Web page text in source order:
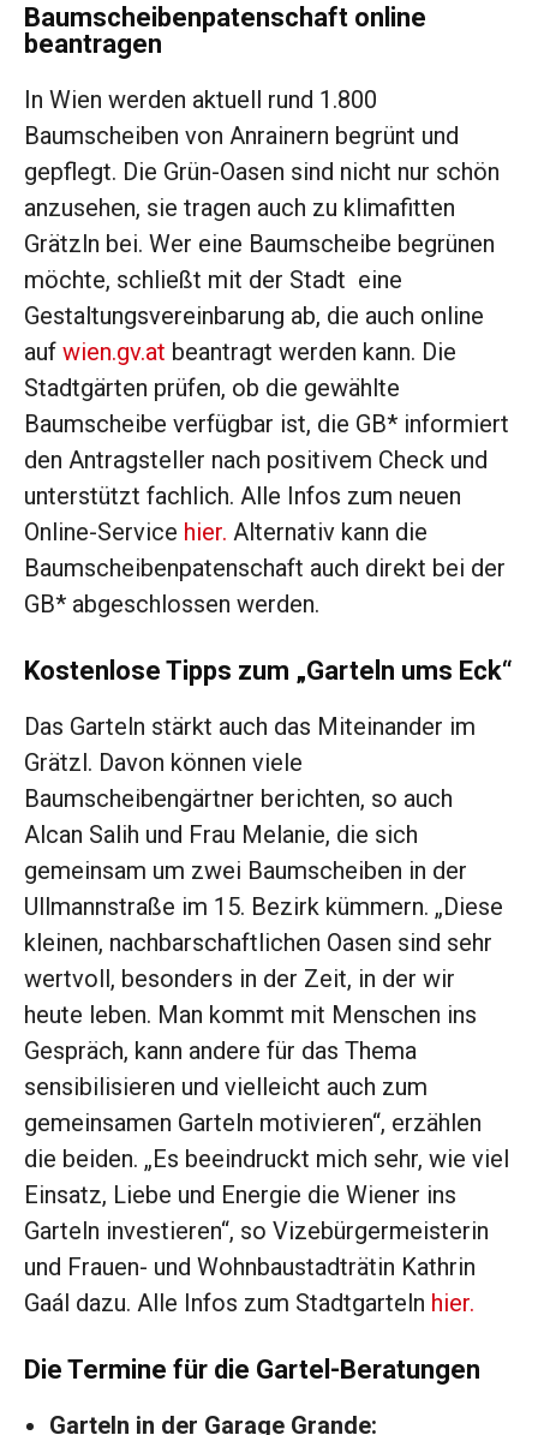
Baumscheibenpatenschaft online
beantragen
In Wien werden aktuell rund 1.800
Baumscheiben von Anrainern begrünt und
gepflegt. Die Grün-Oasen sind nicht nur schön
anzusehen, sie tragen auch zu klimafitten
Grätzln bei. Wer eine Baumscheibe begrünen
möchte, schließt mit der Stadt eine
Gestaltungsvereinbarung ab, die auch online
auf wien.gv.at beantragt werden kann. Die
Stadtgärten prüfen, ob die gewählte
Baumscheibe verfügbar ist, die GB* informiert
den Antragsteller nach positivem Check und
unterstützt fachlich. Alle Infos zum neuen
Online-Service hier. Alternativ kann die
Baumscheibenpatenschaft auch direkt bei der
GB* abgeschlossen werden.
Kostenlose Tipps zum „Garteln ums Eck“
Das Garteln stärkt auch das Miteinander im
Grätzl. Davon können viele
Baumscheibengärtner berichten, so auch
Alcan Salih und Frau Melanie, die sich
gemeinsam um zwei Baumscheiben in der
Ullmannstraße im 15. Bezirk kümmern. „Diese
kleinen, nachbarschaftlichen Oasen sind sehr
wertvoll, besonders in der Zeit, in der wir
heute leben. Man kommt mit Menschen ins
Gespräch, kann andere für das Thema
sensibilisieren und vielleicht auch zum
gemeinsamen Garteln motivieren“, erzählen
die beiden. „Es beeindruckt mich sehr, wie viel
Einsatz, Liebe und Energie die Wiener ins
Garteln investieren“, so Vizebürgermeisterin
und Frauen- und Wohnbaustadträtin Kathrin
Gaál dazu. Alle Infos zum Stadtgarteln hier.
Die Termine für die Gartel-Beratungen
Garteln in der Garage Grande: